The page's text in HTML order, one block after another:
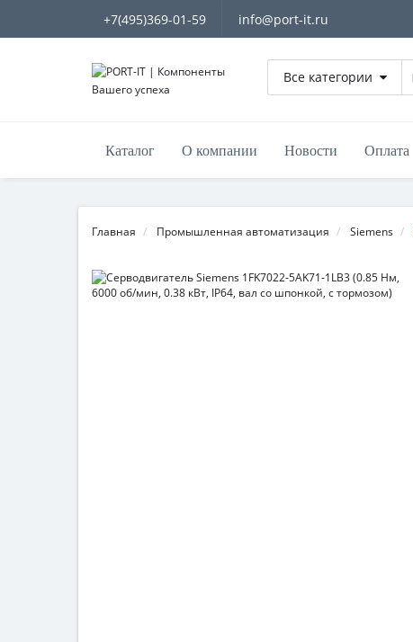
+7(495)369-01-59 info@port-it.ru
Все категории
Каталог О компании Новости Оплата
Главная Промышленная автоматизация Siemens